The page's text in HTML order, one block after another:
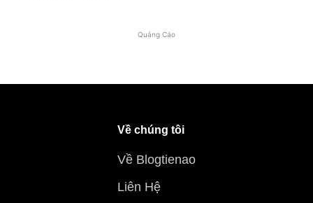
Quảng Cáo
Về chúng tôi
Về Blogtienao
Liên Hệ